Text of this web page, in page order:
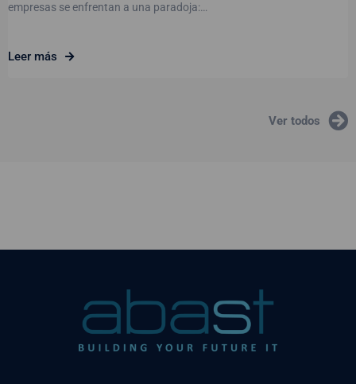
empresas se enfrentan a una paradoja:…
Leer más
Ver todos